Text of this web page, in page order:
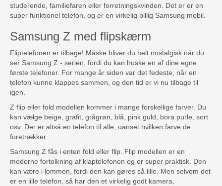
studerende, familiefaren eller forretningskvinden. Det er er en
super funktionel telefon, og er en virkelig billig Samsung mobil.
Samsung Z med flipskærm
Fliptelefonen er tilbage! Måske bliver du helt nostalgisk når du
ser Samsung Z - serien, fordi du kan huske en af dine egne
første telefoner. For mange år siden var det fedeste, når en
telefon kunne klappes sammen, og den tid er vi nu tilbage til
igen.
Z flip eller fold modellen kommer i mange forskellige farver. Du
kan vælge beige, grafit, grågrøn, blå, pink guld, bora purle, sort
osv. Der er altså en telefon til alle, uanset hvilken farve de
foretrækker.
Samsung Z fås i enten fold eller flip. Flip modellen er en
moderne fortolkning af klaptelefonen og er super praktisk. Den
kan være i lommen, fordi den kan gøres så lille. Men selvom det
er en lille telefon, så har den et virkelig godt kamera,